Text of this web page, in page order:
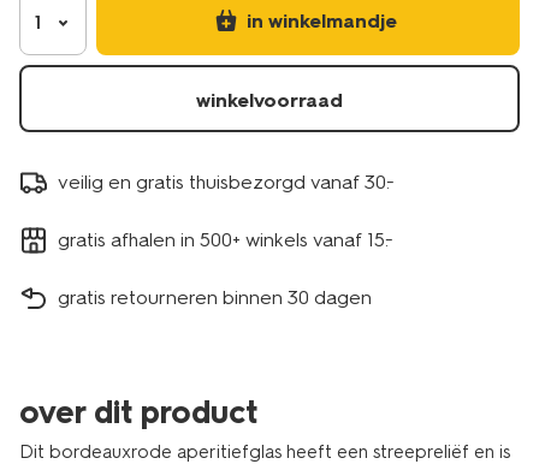
9401174.html
1 in winkelmandje
winkelvoorraad
veilig en gratis thuisbezorgd vanaf 30.-
gratis afhalen in 500+ winkels vanaf 15.-
gratis retourneren binnen 30 dagen
over dit product
Dit bordeauxrode aperitiefglas heeft een streepreliëf en is